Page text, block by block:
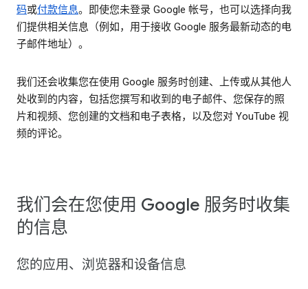
码或付款信息。即使您未登录 Google 帐号，也可以选择向我
们提供相关信息（例如，用于接收 Google 服务最新动态的电
子邮件地址）。
我们还会收集您在使用 Google 服务时创建、上传或从其他人
处收到的内容，包括您撰写和收到的电子邮件、您保存的照
片和视频、您创建的文档和电子表格，以及您对 YouTube 视
频的评论。
我们会在您使用 Google 服务时收集
的信息
您的应用、浏览器和设备信息